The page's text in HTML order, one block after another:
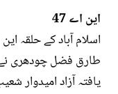
این اے 47
طارق فضل چودھری
یافتہ آزاد امیدوار